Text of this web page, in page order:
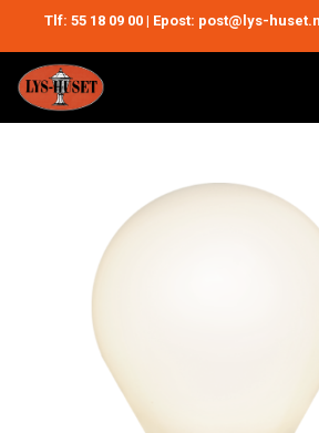
Tlf: 55 18 09 00 | Epost: post@lys-